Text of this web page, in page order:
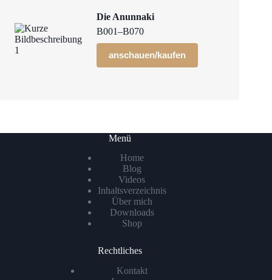
Die Anunnaki
B001–B070
anschauen/kaufen
Menü
Home
Blog
Videos
Inhaltsverzeichnis
Über mich
Downloads
Shop
Rechtliches
Kontakt